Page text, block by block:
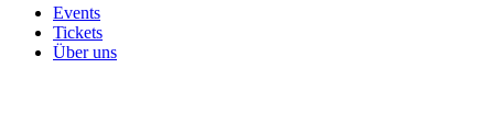
Events
Tickets
Über uns